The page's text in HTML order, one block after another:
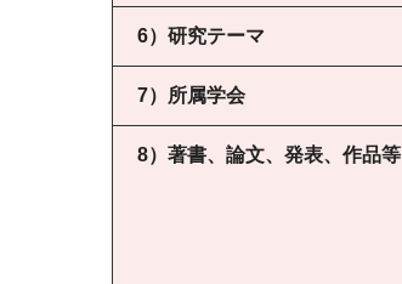
6）研究テーマ
7）所属学会
8）著書、論文、発表、作品等